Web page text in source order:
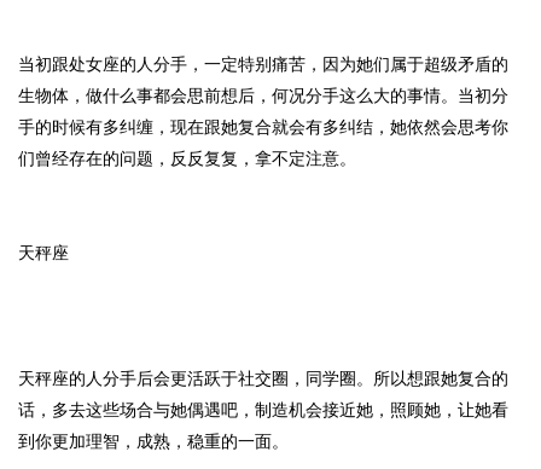
当初跟处女座的人分手，一定特别痛苦，因为她们属于超级矛盾的
生物体，做什么事都会思前想后，何况分手这么大的事情。当初分
手的时候有多纠缠，现在跟她复合就会有多纠结，她依然会思考你
们曾经存在的问题，反反复复，拿不定注意。
天秤座
天秤座的人分手后会更活跃于社交圈，同学圈。所以想跟她复合的
话，多去这些场合与她偶遇吧，制造机会接近她，照顾她，让她看
到你更加理智，成熟，稳重的一面。